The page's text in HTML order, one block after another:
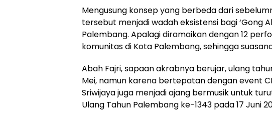
Mengusung konsep yang berbeda dari
tersebut menjadi wadah eksistensi bagi ‘Gong
Palembang. Apalagi diramaikan dengan 12
komunitas di Kota Palembang, sehingga
Abah Fajri, sapaan akrabnya berujar, ulang
Mei, namun karena bertepatan dengan event
Sriwijaya juga menjadi ajang bermusik untuk
Ulang Tahun Palembang ke-1343 pada 17 Juni